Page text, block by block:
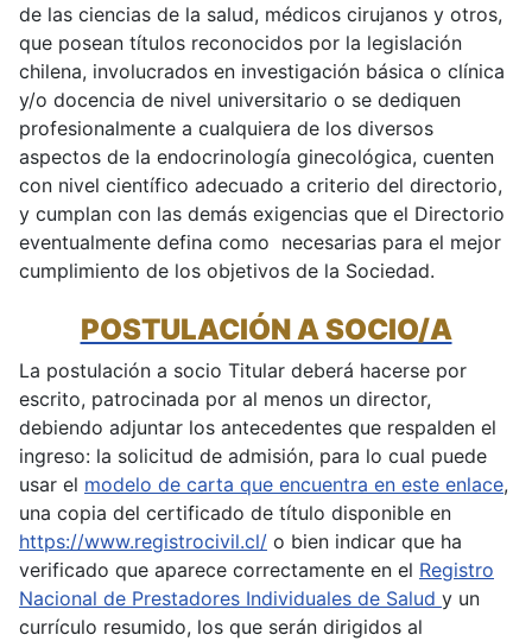
de las ciencias de la salud, médicos cirujanos y otros,
que posean títulos reconocidos por la legislación
chilena, involucrados en investigación básica o clínica
y/o docencia de nivel universitario o se dediquen
profesionalmente a cualquiera de los diversos
aspectos de la endocrinología ginecológica, cuenten
con nivel científico adecuado a criterio del directorio,
y cumplan con las demás exigencias que el Directorio
eventualmente defina como necesarias para el mejor
cumplimiento de los objetivos de la Sociedad.
POSTULACIÓN A SOCIO/A
La postulación a socio Titular deberá hacerse por
escrito, patrocinada por al menos un director,
debiendo adjuntar los antecedentes que respalden el
ingreso: la solicitud de admisión, para lo cual puede
usar el modelo de carta que encuentra en este enlace,
una copia del certificado de título disponible en
https://www.registrocivil.cl/ o bien indicar que ha
verificado que aparece correctamente en el Registro
Nacional de Prestadores Individuales de Salud y un
currículo resumido, los que serán dirigidos al